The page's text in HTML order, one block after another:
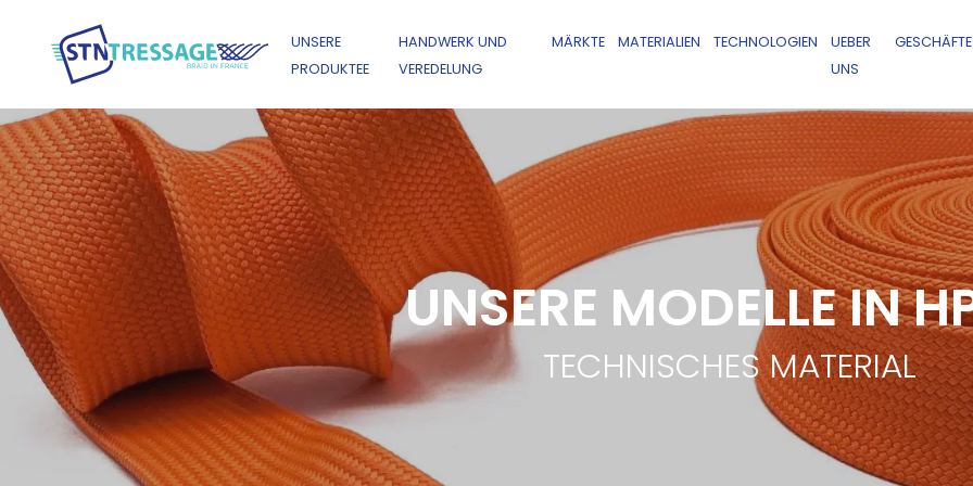
UNSERE
PRODUKTEE
HANDWERK UND
VEREDELUNG
MÄRKTE MATERIALIEN TECHNOLOGIEN
UEBER
UNS
GESCHÄFTE
UNSERE MODELLE IN
TECHNISCHES MATERIAL